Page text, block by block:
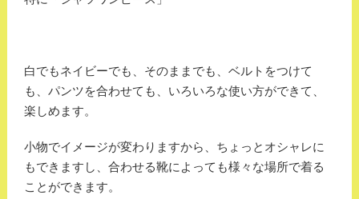
白でもネイビーでも、そのままでも、ベルトをつけて
も、パンツを合わせても、いろいろな使い方ができて、
楽しめます。
小物でイメージが変わりますから、ちょっとオシャレに
もできますし、合わせる靴によっても様々な場所で着る
ことができます。